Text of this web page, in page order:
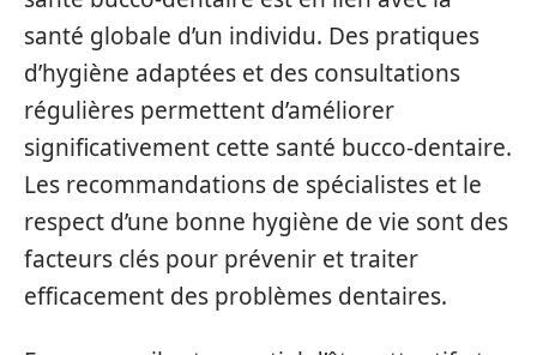
santé globale d’un individu. Des pratiques
d’hygiène adaptées et des consultations
régulières permettent d’améliorer
significativement cette santé bucco-dentaire.
Les recommandations de spécialistes et le
respect d’une bonne hygiène de vie sont des
facteurs clés pour prévenir et traiter
efficacement des problèmes dentaires.